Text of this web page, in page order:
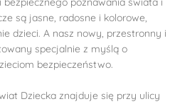
są jasne, radosne i kolorowe,
dzieci. A nasz nowy, przestronny i
specjalnie z myślą o
bezpieczeństwo.
Dziecka znajduje się przy ulicy